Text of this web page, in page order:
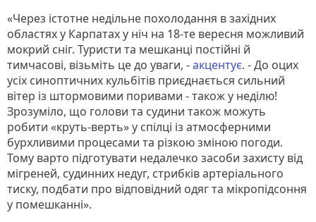
«Через істотне недільне похолодання в західних
областях у Карпатах у ніч на 18-те вересня можливий
мокрий сніг. Туристи та мешканці постійні й
тимчасові, візьміть це до уваги, -акцентує. - До оцих
усіх синоптичних кульбітів приєднається сильний
вітер із штормовими поривами - також у неділю!
Зрозуміло, що голови та судини також можуть
робити «круть-верть» у спілці із атмосферними
бурхливими процесами та різкою зміною погоди.
Тому варто підготувати недалечко засоби захисту від
мігреней, судинних недуг, стрибків артеріального
тиску, подбати про відповідний одяг та мікропідсоння
у помешканні».